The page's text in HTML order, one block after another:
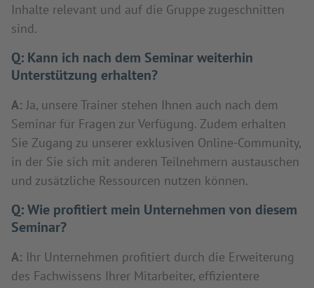
Inhalte relevant und auf die Gruppe zugeschnitten
sind.
Q: Kann ich nach dem Seminar weiterhin
Unterstützung erhalten?
A: Ja, unsere Trainer stehen Ihnen auch nach dem
Seminar für Fragen zur Verfügung. Zudem erhalten
Sie Zugang zu unserer exklusiven Online-Community,
in der Sie sich mit anderen Teilnehmern austauschen
und zusätzliche Ressourcen nutzen können.
Q:Wie profitiert mein Unternehmen von diesem
Seminar?
A: Ihr Unternehmen profitiert durch die Erweiterung
des Fachwissens Ihrer Mitarbeiter, effizientere